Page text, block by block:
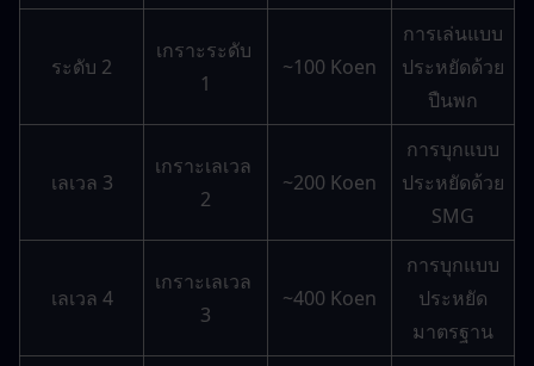
ระดับ 2
เกราะระดับ
1
~100 Koen
การเล่นแบบ
ประหยัดด้วย
ปืนพก
เลเวล 3
เกราะเลเวล
2
~200 Koen
การบุกแบบ
ประหยัดด้วย
SMG
เลเวล 4
เกราะเลเวล
3
~400 Koen
การบุกแบบ
ประหยัด
มาตรฐาน